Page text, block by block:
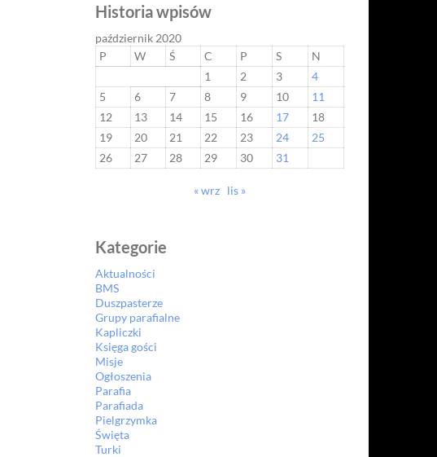
Historia wpisów
październik 2020
P
W Ś C P S
N
1
2 3
4
5
6 7 8 9 10
11
12
13 14 15 16 17
18
19
20 21 22 23 24
25
26
27 28 29 30 31
« wrz lis »
Kategorie
Aktualności
BMS
Duszpasterze
Grupy parafialne
Kapliczki
Księga gości
Misje
Ogłoszenia
Parafia
Parafiada
Pielgrzymka
Święta
Turki